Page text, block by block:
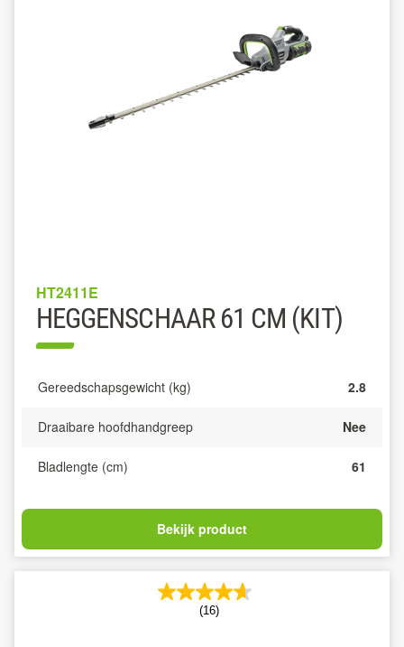
HT2411E
HEGGENSCHAAR 61 CM (KIT)
Gereedschapsgewicht (kg) 2.8
Draaibare hoofdhandgreep Nee
Bladlengte (cm) 61
Bekijk product
(16)